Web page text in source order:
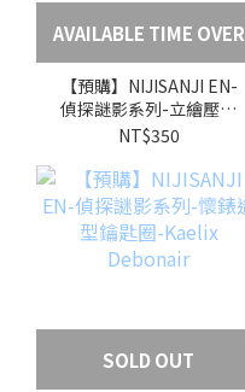
AVAILABLE TIME OVER
【預購】NIJISANJI EN-
偵探謎影系列-立繪壓克
力卡套鑰匙圈-Kaelix
NT$350
SOLD OUT